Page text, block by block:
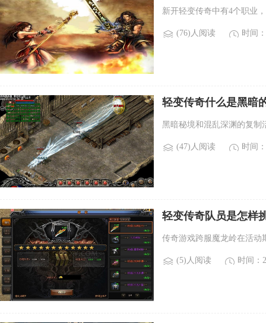
新开轻变传奇中有4个职业
(76)人阅读 时间
轻变传奇什么是黑暗
黑暗秘境和混乱深渊的复制
(47)人阅读 时间
轻变传奇队员是怎样
传奇游戏跨服魔龙岭在活动
(5)人阅读 时间：